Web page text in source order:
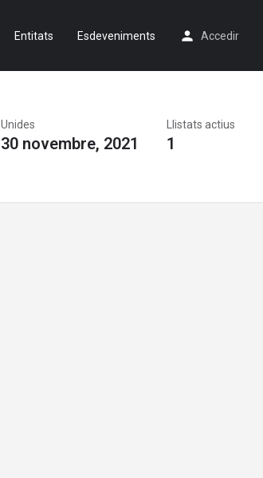
Entitats Esdeveniments Accedir
Unides
30 novembre, 2021
Llistats actius
1